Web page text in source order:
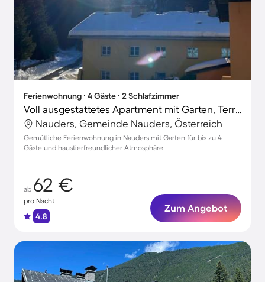
Ferienwohnung ∙ 4 Gäste ∙ 2 Schlafzimmer
Voll ausgestattetes Apartment mit Garten, Terrasse und Grill | Haustiere sind willkommen
Nauders, Gemeinde Nauders, Österreich
Gemütliche Ferienwohnung in Nauders mit Garten für bis zu 4
Gäste und haustierfreundlicher Atmosphäre
ab 62 €
pro Nacht
4.8
Zum Angebot